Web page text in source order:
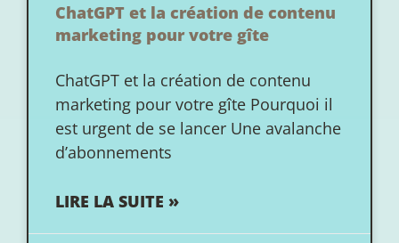
ChatGPT et la création de contenu
marketing pour votre gîte
ChatGPT et la création de contenu
marketing pour votre gîte Pourquoi il
est urgent de se lancer Une avalanche
d’abonnements
LIRE LA SUITE »